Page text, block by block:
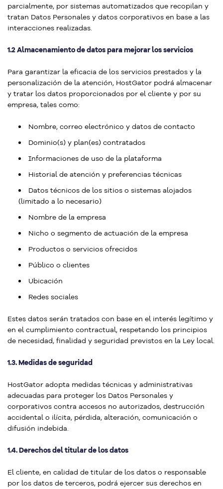
parcialmente, por sistemas automatizados que recopilan y
tratan Datos Personales y datos corporativos en base a las
interacciones realizadas.
1.2 Almacenamiento de datos para mejorar los servicios
Para garantizar la eficacia de los servicios prestados y la
personalización de la atención, HostGator podrá almacenar
y tratar los datos proporcionados por el cliente y por su
empresa, tales como:
Nombre, correo electrónico y datos de contacto
Dominio(s) y plan(es) contratados
Informaciones de uso de la plataforma
Historial de atención y preferencias técnicas
Datos técnicos de los sitios o sistemas alojados
(limitado a lo necesario)
Nombre de la empresa
Nicho o segmento de actuación de la empresa
Productos o servicios ofrecidos
Público o clientes
Ubicación
Redes sociales
Estes datos serán tratados con base en el interés legítimo y
en el cumplimiento contractual, respetando los principios
de necesidad, finalidad y seguridad previstos en la Ley local.
1.3. Medidas de seguridad
HostGator adopta medidas técnicas y administrativas
adecuadas para proteger los Datos Personales y
corporativos contra accesos no autorizados, destrucción
accidental o ilícita, pérdida, alteración, comunicación o
difusión indebida.
1.4. Derechos del titular de los datos
El cliente, en calidad de titular de los datos o responsable
por los datos de terceros, podrá ejercer sus derechos en